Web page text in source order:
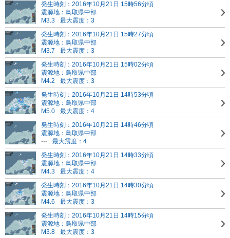
発生時刻：2016年10月21日 15時56分頃
震源地：鳥取県中部
M3.3
最大震度：3
発生時刻：2016年10月21日 15時27分頃
震源地：鳥取県中部
M3.7
最大震度：3
発生時刻：2016年10月21日 15時02分頃
震源地：鳥取県中部
M4.2
最大震度：3
発生時刻：2016年10月21日 14時53分頃
震源地：鳥取県中部
M5.0
最大震度：4
発生時刻：2016年10月21日 14時46分頃
震源地：鳥取県中部
---
最大震度：4
発生時刻：2016年10月21日 14時33分頃
震源地：鳥取県中部
M4.3
最大震度：4
発生時刻：2016年10月21日 14時30分頃
震源地：鳥取県中部
M4.6
最大震度：3
発生時刻：2016年10月21日 14時15分頃
震源地：鳥取県中部
M3.8
最大震度：3